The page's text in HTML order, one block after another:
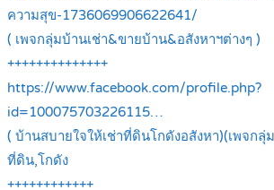
ความสุข-1736069906622641/
( เพจกลุ่มบ้านเช่า&ขายบ้าน&อสังหาฯต่างๆ )
++++++++++++++
https://www.facebook.com/profile.php?
id=100075703226115…
( บ้านสบายใจให้เช่าที่ดินโกดังอสังหา)(เพจกลุ่
ที่ดิน,โกดัง
++++++++++++